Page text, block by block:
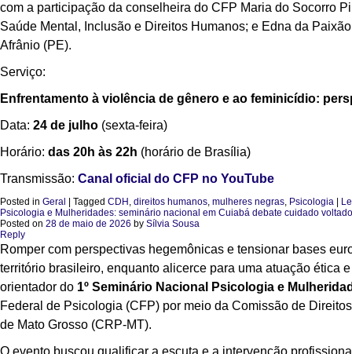
com a participação da conselheira do CFP Maria do Socorro
Saúde Mental, Inclusão e Direitos Humanos; e Edna da
Afrânio (PE).
Serviço:
Enfrentamento à violência de gênero e ao feminicídio:
Data: 24 de julho (sexta-feira)
Horário: das 20h às 22h (horário de Brasília)
Transmissão: Canal oficial do CFP no YouTube
Posted in Geral Tagged CDH , direitos humanos, mulheres negras, Psicologia
Psicologia e Mulheridades: seminário nacional em Cuiabá debate cuidado
Posted on 28 de maio de 2026 by Sílvia Sousa
Reply
Romper com perspectivas hegemônicas e tensionar bases
território brasileiro, enquanto alicerce para uma atuação ética
orientador do 1º Seminário Nacional Psicologia e
Federal de Psicologia (CFP) por meio da Comissão de
de Mato Grosso (CRP-MT).
O evento buscou qualificar a escuta e a intervenção